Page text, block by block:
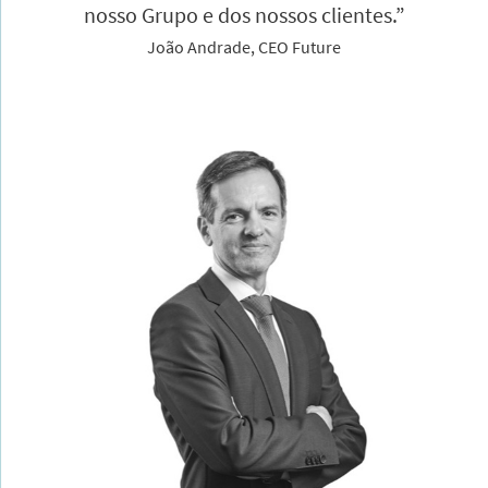
nosso Grupo e dos nossos clientes.”
João Andrade, CEO Future